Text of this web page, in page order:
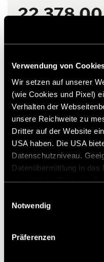
Verwendung von
Wir setzen auf unserer
(wie Cookies und Pixel)
Verhalten der
unsere Reichweite zu
Dritter auf der Website
USA haben. Die USA
Datenschutzniveau.
Datenübermittlung in
zustehen. Eingesetzte
zusammenführen.
unserer
Notwendig
Präferenzen
22.378,00
Passar artikeln till
* Hymer originaltillbehör
utan kan endast
återförsäljare. Bilder kan
Liknande